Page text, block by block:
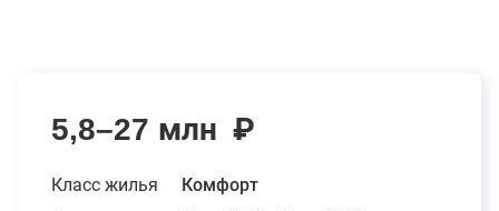
5,8–27 млн ₽
Класс жилья
Комфорт